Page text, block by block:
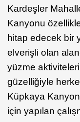
Kardeşler
Kanyonu
hitap edecek bir
elverişli olan
yüzme
güzelliğiyle
Küpkaya
için yapılan